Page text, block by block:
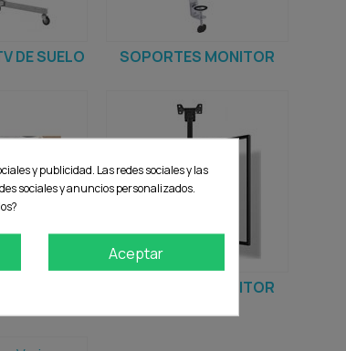
DE SUELO SOPORTES MONITOR
SOPORTES MONITOR
y publicidad. Las redes sociales y las
sociales y anuncios personalizados.
Aceptar